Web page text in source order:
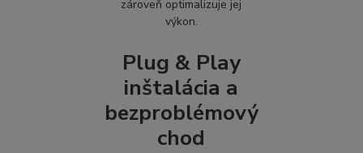
zároveň optimalizuje jej
výkon.
Plug & Play
inštalácia a
bezproblémový
chod